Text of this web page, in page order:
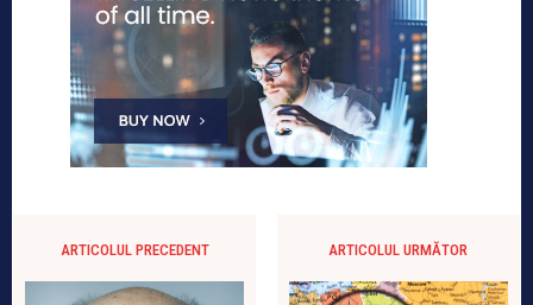
ARTICOLUL PRECEDENT ARTICOLUL URMĂTOR